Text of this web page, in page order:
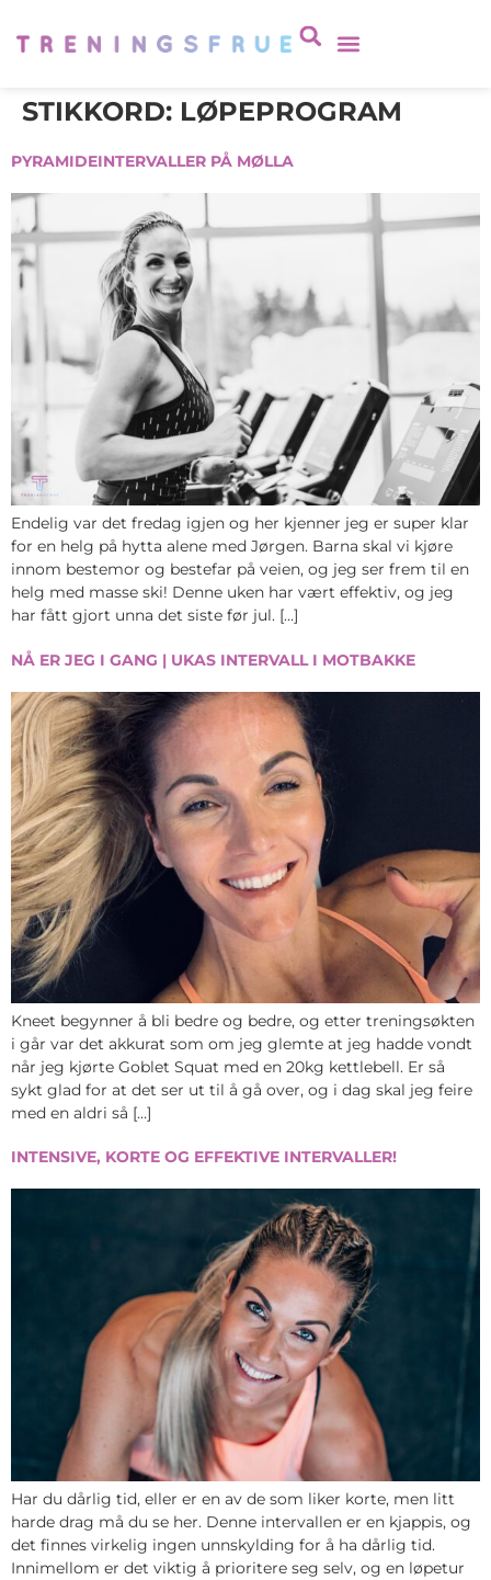
STIKKORD: LØPEPROGRAM
PYRAMIDEINTERVALLER PÅ MØLLA
Endelig var det fredag igjen og her kjenner jeg er super klar
for en helg på hytta alene med Jørgen. Barna skal vi kjøre
innom bestemor og bestefar på veien, og jeg ser frem til en
helg med masse ski! Denne uken har vært effektiv, og jeg
har fått gjort unna det siste før jul. […]
NÅ ER JEG I GANG | UKAS INTERVALL I MOTBAKKE
Kneet begynner å bli bedre og bedre, og etter treningsøkten
i går var det akkurat som om jeg glemte at jeg hadde vondt
når jeg kjørte Goblet Squat med en 20kg kettlebell. Er så
sykt glad for at det ser ut til å gå over, og i dag skal jeg feire
med en aldri så […]
INTENSIVE, KORTE OG EFFEKTIVE INTERVALLER!
Har du dårlig tid, eller er en av de som liker korte, men litt
harde drag må du se her. Denne intervallen er en kjappis, og
det finnes virkelig ingen unnskylding for å ha dårlig tid.
Innimellom er det viktig å prioritere seg selv, og en løpetur